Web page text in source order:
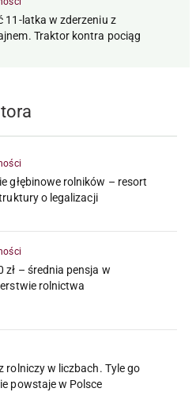
11-latka w zderzeniu z
Traktor kontra pociąg
głębinowe rolników – resort
o legalizacji
zł – średnia pensja w
rolnictwa
rolniczy w liczbach. Tyle go
powstaje w Polsce